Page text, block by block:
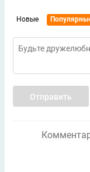
Новые
Отправить